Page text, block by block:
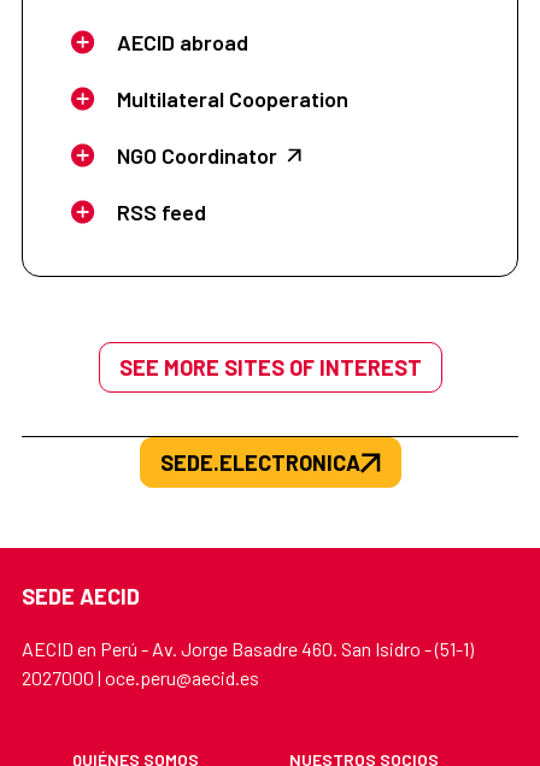
AECID abroad
Multilateral Cooperation
NGO Coordinator
RSS feed
SEE MORE SITES OF INTEREST
SEDE.ELECTRONICA
SEDE AECID
AECID en Perú - Av. Jorge Basadre 460. San Isidro - (51-1)
2027000 | oce.peru@aecid.es
QUIÉNES SOMOS NUESTROS SOCIOS